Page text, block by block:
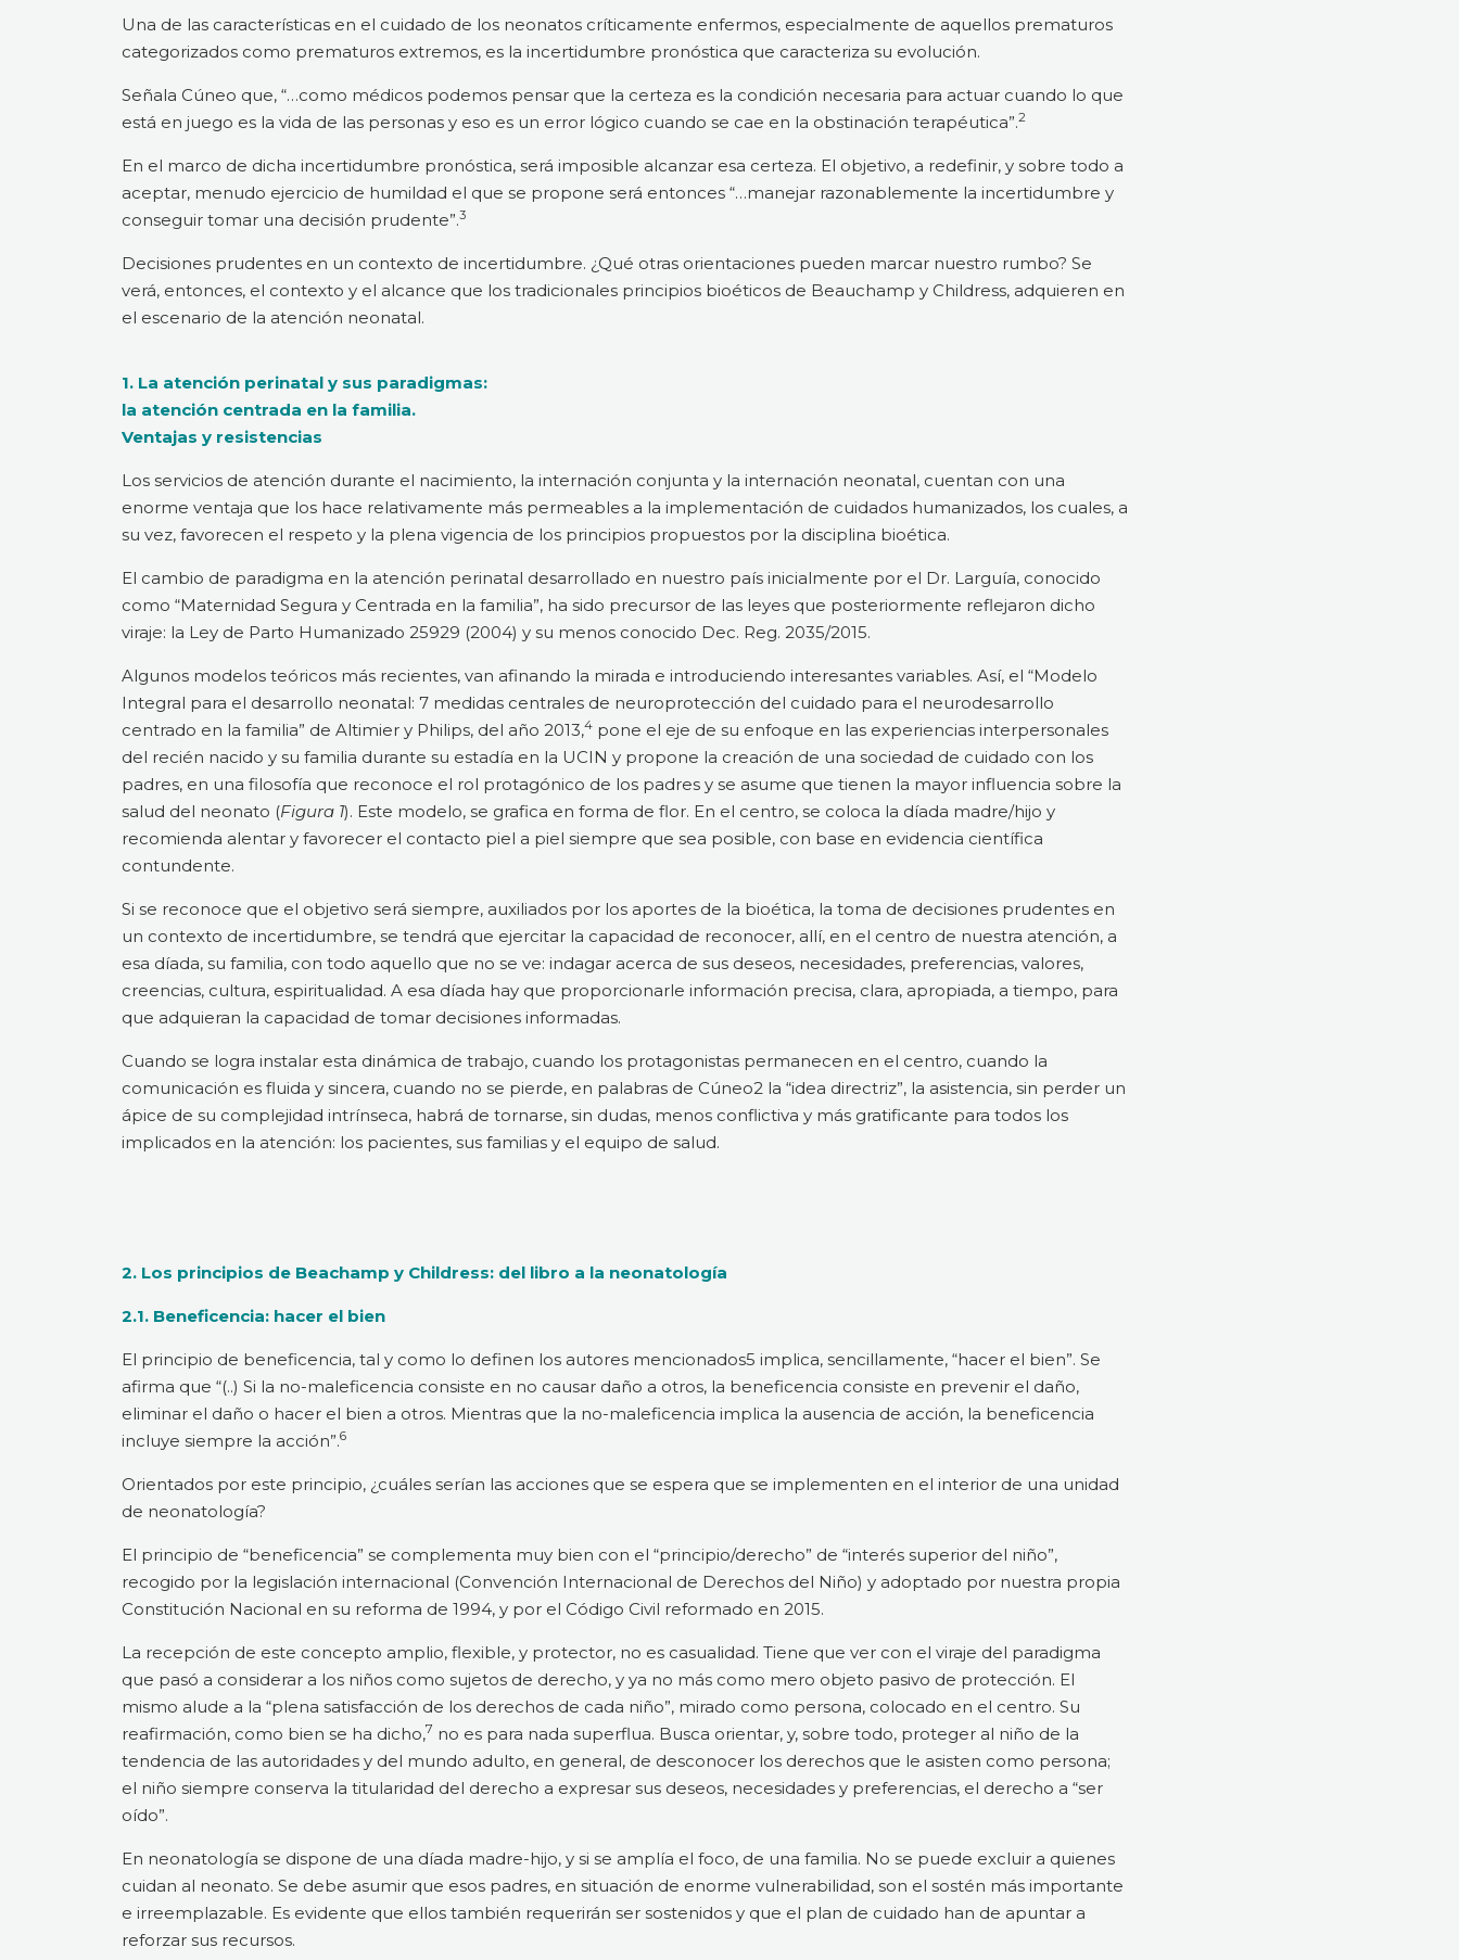
Una de las características en el cuidado de los neonatos críticamente enfermos, especialmente de aquellos prematuros
categorizados como prematuros extremos, es la incertidumbre pronóstica que caracteriza su evolución.
Señala Cúneo que, “…como médicos podemos pensar que la certeza es la condición necesaria para actuar cuando lo que
está en juego es la vida de las personas y eso es un error lógico cuando se cae en la obstinación terapéutica”.2
En el marco de dicha incertidumbre pronóstica, será imposible alcanzar esa certeza. El objetivo, a redefinir, y sobre todo a
aceptar, menudo ejercicio de humildad el que se propone será entonces “…manejar razonablemente la incertidumbre y
conseguir tomar una decisión prudente”.3
Decisiones prudentes en un contexto de incertidumbre. ¿Qué otras orientaciones pueden marcar nuestro rumbo? Se
verá, entonces, el contexto y el alcance que los tradicionales principios bioéticos de Beauchamp y Childress, adquieren en
el escenario de la atención neonatal.
1. La atención perinatal y sus paradigmas:
la atención centrada en la familia.
Ventajas y resistencias
Los servicios de atención durante el nacimiento, la internación conjunta y la internación neonatal, cuentan con una
enorme ventaja que los hace relativamente más permeables a la implementación de cuidados humanizados, los cuales, a
su vez, favorecen el respeto y la plena vigencia de los principios propuestos por la disciplina bioética.
El cambio de paradigma en la atención perinatal desarrollado en nuestro país inicialmente por el Dr. Larguía, conocido
como “Maternidad Segura y Centrada en la familia”, ha sido precursor de las leyes que posteriormente reflejaron dicho
viraje: la Ley de Parto Humanizado 25929 (2004) y su menos conocido Dec. Reg. 2035/2015.
Algunos modelos teóricos más recientes, van afinando la mirada e introduciendo interesantes variables. Así, el “Modelo
Integral para el desarrollo neonatal: 7 medidas centrales de neuroprotección del cuidado para el neurodesarrollo
centrado en la familia” de Altimier y Philips, del año 2013,4 pone el eje de su enfoque en las experiencias interpersonales
del recién nacido y su familia durante su estadía en la UCIN y propone la creación de una sociedad de cuidado con los
padres, en una filosofía que reconoce el rol protagónico de los padres y se asume que tienen la mayor influencia sobre la
salud del neonato (Figura 1). Este modelo, se grafica en forma de flor. En el centro, se coloca la díada madre/hijo y
recomienda alentar y favorecer el contacto piel a piel siempre que sea posible, con base en evidencia científica
contundente.
Si se reconoce que el objetivo será siempre, auxiliados por los aportes de la bioética, la toma de decisiones prudentes en
un contexto de incertidumbre, se tendrá que ejercitar la capacidad de reconocer, allí, en el centro de nuestra atención, a
esa díada, su familia, con todo aquello que no se ve: indagar acerca de sus deseos, necesidades, preferencias, valores,
creencias, cultura, espiritualidad. A esa díada hay que proporcionarle información precisa, clara, apropiada, a tiempo, para
que adquieran la capacidad de tomar decisiones informadas.
Cuando se logra instalar esta dinámica de trabajo, cuando los protagonistas permanecen en el centro, cuando la
comunicación es fluida y sincera, cuando no se pierde, en palabras de Cúneo2 la “idea directriz”, la asistencia, sin perder un
ápice de su complejidad intrínseca, habrá de tornarse, sin dudas, menos conflictiva y más gratificante para todos los
implicados en la atención: los pacientes, sus familias y el equipo de salud.
2. Los principios de Beachamp y Childress: del libro a la neonatología
2.1. Beneficencia: hacer el bien
El principio de beneficencia, tal y como lo definen los autores mencionados5 implica, sencillamente, “hacer el bien”. Se
afirma que “(..) Si la no-maleficencia consiste en no causar daño a otros, la beneficencia consiste en prevenir el daño,
eliminar el daño o hacer el bien a otros. Mientras que la no-maleficencia implica la ausencia de acción, la beneficencia
incluye siempre la acción”.6
Orientados por este principio, ¿cuáles serían las acciones que se espera que se implementen en el interior de una unidad
de neonatología?
El principio de “beneficencia” se complementa muy bien con el “principio/derecho” de “interés superior del niño”,
recogido por la legislación internacional (Convención Internacional de Derechos del Niño) y adoptado por nuestra propia
Constitución Nacional en su reforma de 1994, y por el Código Civil reformado en 2015.
La recepción de este concepto amplio, flexible, y protector, no es casualidad. Tiene que ver con el viraje del paradigma
que pasó a considerar a los niños como sujetos de derecho, y ya no más como mero objeto pasivo de protección. El
mismo alude a la “plena satisfacción de los derechos de cada niño”, mirado como persona, colocado en el centro. Su
reafirmación, como bien se ha dicho,7 no es para nada superflua. Busca orientar, y, sobre todo, proteger al niño de la
tendencia de las autoridades y del mundo adulto, en general, de desconocer los derechos que le asisten como persona;
el niño siempre conserva la titularidad del derecho a expresar sus deseos, necesidades y preferencias, el derecho a “ser
oído”.
En neonatología se dispone de una díada madre-hijo, y si se amplía el foco, de una familia. No se puede excluir a quienes
cuidan al neonato. Se debe asumir que esos padres, en situación de enorme vulnerabilidad, son el sostén más importante
e irreemplazable. Es evidente que ellos también requerirán ser sostenidos y que el plan de cuidado han de apuntar a
reforzar sus recursos.